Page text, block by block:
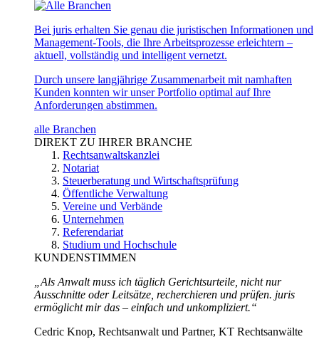
Bei juris erhalten Sie genau die juristischen Informationen und
Management-Tools, die Ihre Arbeitsprozesse erleichtern –
aktuell, vollständig und intelligent vernetzt.
Durch unsere langjährige Zusammenarbeit mit namhaften
Kunden konnten wir unser Portfolio optimal auf Ihre
Anforderungen abstimmen.
alle Branchen
DIREKT ZU IHRER BRANCHE
Rechtsanwaltskanzlei
Notariat
Steuerberatung und Wirtschaftsprüfung
Öffentliche Verwaltung
Vereine und Verbände
Unternehmen
Referendariat
Studium und Hochschule
KUNDENSTIMMEN
„Als Anwalt muss ich täglich Gerichtsurteile, nicht nur
Ausschnitte oder Leitsätze, recherchieren und prüfen. juris
ermöglicht mir das – einfach und unkompliziert.“
Cedric Knop, Rechtsanwalt und Partner, KT Rechtsanwälte